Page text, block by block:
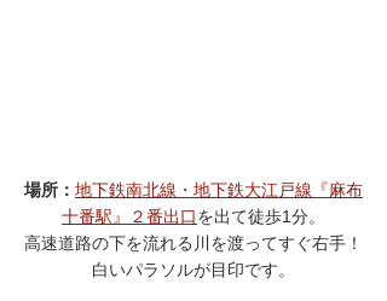
場所： 地下鉄南北線・地下鉄大江戸線『麻布
十番駅』２番出口を出て徒歩1分。
高速道路の下を流れる川を渡ってすぐ右手！
白いパラソルが目印です。